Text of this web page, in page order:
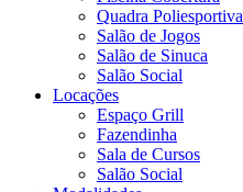
Quadra Poliesportiva
Salão de Jogos
Salão de Sinuca
Salão Social
Locações
Espaço Grill
Fazendinha
Sala de Cursos
Salão Social